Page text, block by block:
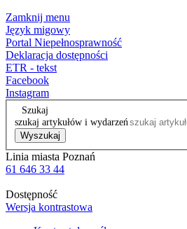
Zamknij menu
Język migowy
Portal Niepełnosprawność
Deklaracja dostępności
ETR - tekst
Facebook
Instagram
Szukaj
szukaj artykułów i wydarzeń
Wyszukaj
Linia miasta Poznań
61 646 33 44
Dostępność
Wersja kontrastowa